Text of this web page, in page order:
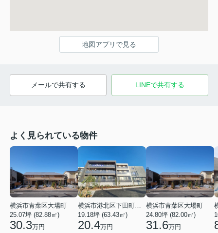
地図アプリで見る
メールで共有する LINEで共有する
よく見られている物件
横浜市青葉区大場町
25.07坪 (82.88㎡)
30.3万円
19.18坪 (63.43㎡)
20.4万円
横浜市青葉区大場町
24.80坪 (82.00㎡)
31.6万円